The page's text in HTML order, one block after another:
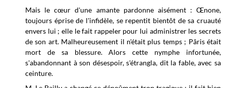
Mais le cœur d'une amante pardonne aisément : Œnone,
toujours éprise de l'infidèle, se repentit bientôt de sa cruauté
envers lui ; elle le fait rappeler pour lui administrer les secrets
de son art. Malheureusement il n'était plus temps ; Pâris était
mort de sa blessure. Alors cette nymphe infortunée,
s'abandonnant à son désespoir, s'étrangla, dit la fable, avec sa
ceinture.